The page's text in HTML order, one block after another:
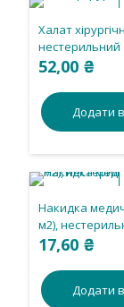
Халат
нестерильний
52,00 ₴
Додати
Накидка
м2),
17,60 ₴
Додати